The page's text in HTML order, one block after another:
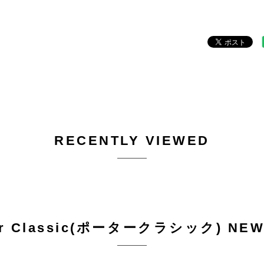
RECENTLY VIEWED
Classic(ポータークラシック)